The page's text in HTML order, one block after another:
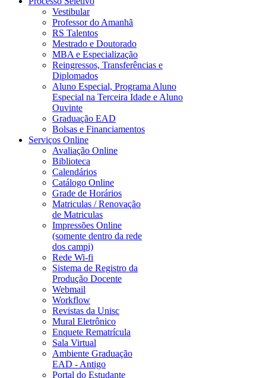
Vestibular
Professor do Amanhã
RS Talentos
Mestrado e Doutorado
MBA e Especialização
Reingressos, Transferências e
Diplomados
Aluno Especial, Programa Aluno
Especial na Terceira Idade e Aluno
Ouvinte
Graduação EAD
Bolsas e Financiamentos
Serviços Online
Avaliação Online
Biblioteca
Calendários
Catálogo Online
Grade de Horários
Matriculas / Renovação
de Matriculas
Impressões Online
(somente dentro da rede
dos campi)
Rede Wi-fi
Sistema de Registro da
Produção Docente
Webmail
Workflow
Revistas da Unisc
Mural Eletrônico
Enquete Rematrícula
Sala Virtual
Ambiente Graduação
EAD - Antigo
Portal do Estudante